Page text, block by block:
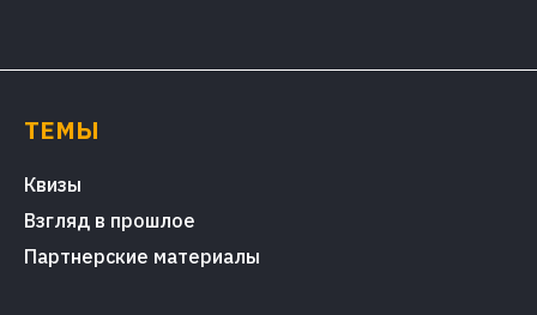
ТЕМЫ
Квизы
Взгляд в прошлое
Партнерские материалы